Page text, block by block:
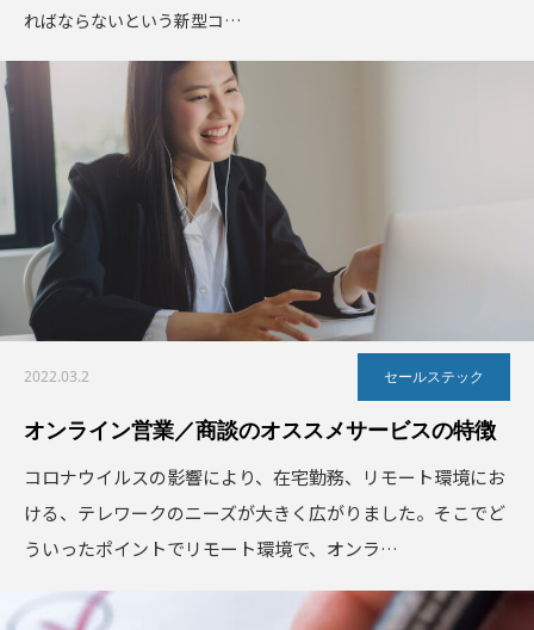
ればならないという新型コ…
2022.03.2 セールステック
オンライン営業／商談のオススメサービスの特徴
コロナウイルスの影響により、在宅勤務、リモート環境にお
ける、テレワークのニーズが大きく広がりました。そこでど
ういったポイントでリモート環境で、オンラ…